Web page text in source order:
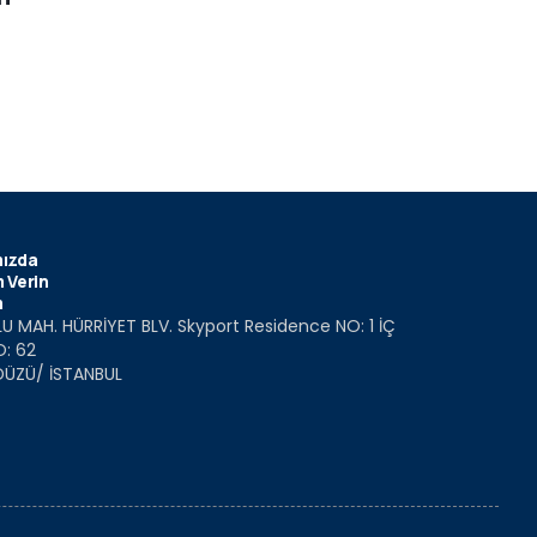
Verin
MAH. HÜRRİYET BLV. Skyport Residence NO: 1 İÇ
62
İSTANBUL